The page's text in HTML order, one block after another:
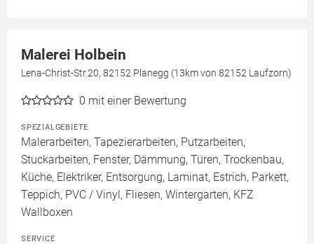
Malerei Holbein
Lena-Christ-Str.20, 82152 Planegg (13km von 82152 Laufzorn)
0 mit einer Bewertung
SPEZIALGEBIETE
Malerarbeiten, Tapezierarbeiten, Putzarbeiten,
Stuckarbeiten, Fenster, Dämmung, Türen, Trockenbau,
Küche, Elektriker, Entsorgung, Laminat, Estrich, Parkett,
Teppich, PVC / Vinyl, Fliesen, Wintergarten, KFZ
Wallboxen
SERVICE